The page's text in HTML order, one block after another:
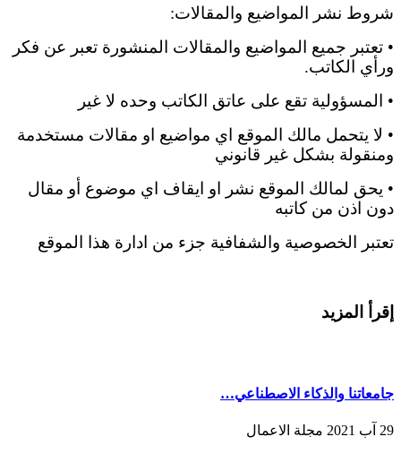
شروط نشر المواضيع والمقالات:
• تعتبر جميع المواضيع والمقالات المنشورة تعبر عن فكر
ورأي الكاتب.
• المسؤولية تقع على عاتق الكاتب وحده لا غير
• لا يتحمل مالك الموقع اي مواضيع او مقالات مستخدمة
ومنقولة بشكل غير قانوني
• يحق لمالك الموقع نشر او ايقاف اي موضوع أو مقال
دون اذن من كاتبه
تعتبر الخصوصية والشفافية جزء من ادارة هذا الموقع
إقرأ المزيد
جامعاتنا والذكاء الاصطناعي…
29 آب 2021 مجلة الاعمال